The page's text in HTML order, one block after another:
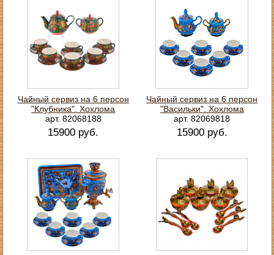
Чайный сервиз на 6 персон
"Клубника". Хохлома
арт. 82068188
15900 руб.
Чайный сервиз на 6 персон
"Васильки". Хохлома
арт. 82069818
15900 руб.